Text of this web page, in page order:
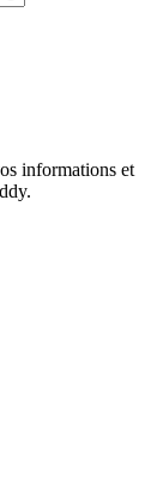
informations et